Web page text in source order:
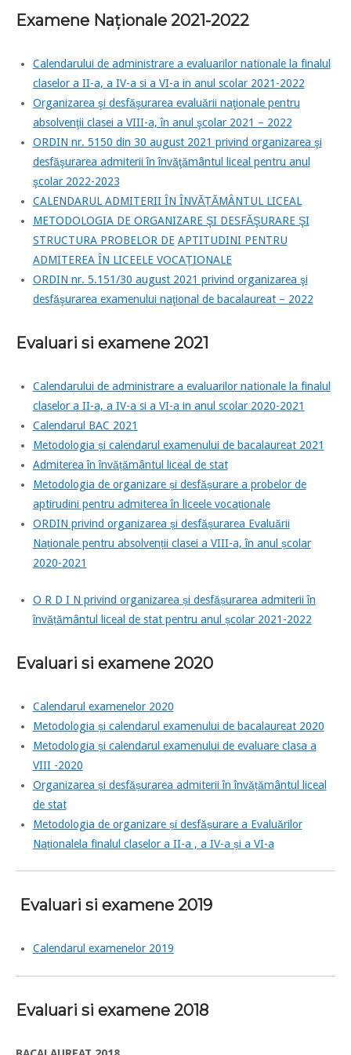
Examene Naționale 2021-2022
Calendarului de administrare a evaluarilor nationale la finalul
claselor a II-a, a IV-a si a VI-a in anul scolar 2021-2022
Organizarea şi desfăşurarea evaluării naţionale pentru
absolvenţii clasei a VIII-a, în anul şcolar 2021 – 2022
ORDIN nr. 5150 din 30 august 2021 privind organizarea şi
desfăşurarea admiterii în învăţământul liceal pentru anul
şcolar 2022-2023
CALENDARUL ADMITERII ÎN ÎNVĂȚĂMÂNTUL LICEAL
METODOLOGIA DE ORGANIZARE ŞI DESFĂŞURARE ŞI
STRUCTURA PROBELOR DE APTITUDINI PENTRU
ADMITEREA ÎN LICEELE VOCAȚIONALE
ORDIN nr. 5.151/30 august 2021 privind organizarea şi
desfăşurarea examenului naţional de bacalaureat – 2022
Evaluari si examene 2021
Calendarului de administrare a evaluarilor nationale la finalul
claselor a II-a, a IV-a si a VI-a in anul scolar 2020-2021
Calendarul BAC 2021
Metodologia și calendarul examenului de bacalaureat 2021
Admiterea în învățământul liceal de stat
Metodologia de organizare și desfășurare a probelor de
aptirudini pentru admiterea în liceele vocaționale
ORDIN privind organizarea și desfășurarea Evaluării
Naționale pentru absolvenții clasei a VIII-a, în anul școlar
2020-2021
O R D I N privind organizarea și desfășurarea admiterii în
învățământul liceal de stat pentru anul școlar 2021-2022
Evaluari si examene 2020
Calendarul examenelor 2020
Metodologia și calendarul examenului de bacalaureat 2020
Metodologia și calendarul examenului de evaluare clasa a
VIII -2020
Organizarea și desfășurarea admiterii în învățământul liceal
de stat
Metodologia de organizare și desfășurare a Evaluărilor
Naționalela finalul claselor a II-a , a IV-a și a VI-a
Evaluari si examene 2019
Calendarul examenelor 2019
Evaluari si examene 2018